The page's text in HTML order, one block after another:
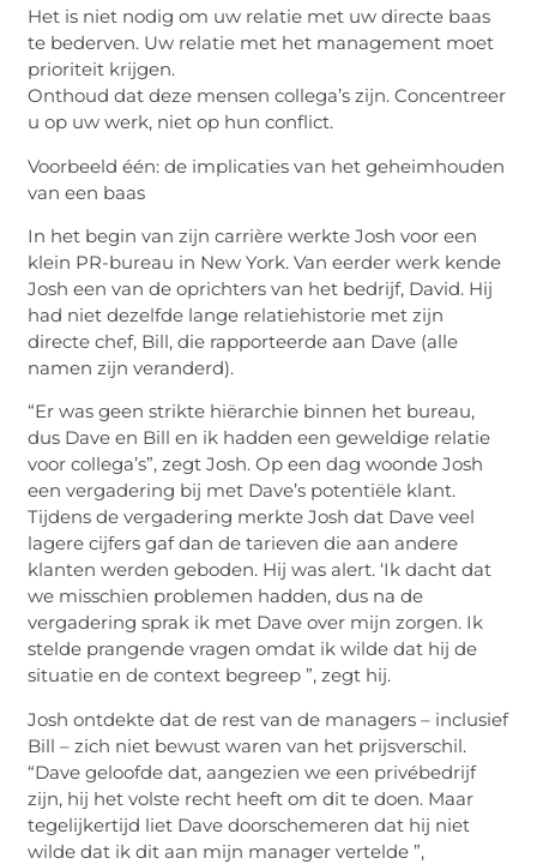
Het is niet nodig om uw relatie met uw directe baas
te bederven. Uw relatie met het management moet
prioriteit krijgen.
Onthoud dat deze mensen collega’s zijn. Concentreer
u op uw werk, niet op hun conflict.
Voorbeeld één: de implicaties van het geheimhouden
van een baas
In het begin van zijn carrière werkte Josh voor een
klein PR-bureau in New York. Van eerder werk kende
Josh een van de oprichters van het bedrijf, David. Hij
had niet dezelfde lange relatiehistorie met zijn
directe chef, Bill, die rapporteerde aan Dave (alle
namen zijn veranderd).
“Er was geen strikte hiërarchie binnen het bureau,
dus Dave en Bill en ik hadden een geweldige relatie
voor collega’s”, zegt Josh. Op een dag woonde Josh
een vergadering bij met Dave’s potentiële klant.
Tijdens de vergadering merkte Josh dat Dave veel
lagere cijfers gaf dan de tarieven die aan andere
klanten werden geboden. Hij was alert. ‘Ik dacht dat
we misschien problemen hadden, dus na de
vergadering sprak ik met Dave over mijn zorgen. Ik
stelde prangende vragen omdat ik wilde dat hij de
situatie en de context begreep ”, zegt hij.
Josh ontdekte dat de rest van de managers – inclusief
Bill – zich niet bewust waren van het prijsverschil.
“Dave geloofde dat, aangezien we een privébedrijf
zijn, hij het volste recht heeft om dit te doen. Maar
tegelijkertijd liet Dave doorschemeren dat hij niet
wilde dat ik dit aan mijn manager vertelde ”,